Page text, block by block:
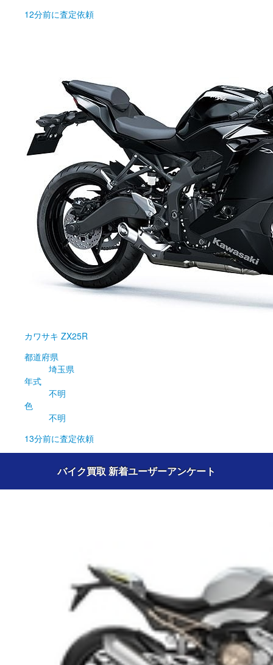
12分前に査定依頼
カワサキ ZX25R
都道府県
埼玉県
年式
不明
色
不明
13分前に査定依頼
バイク買取 新着ユーザーアンケート